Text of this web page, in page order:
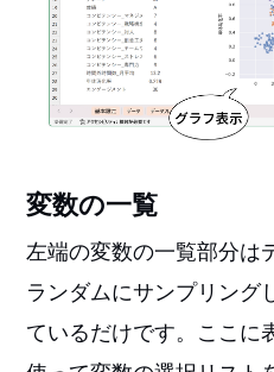
変数の一覧
左端の変数の一覧部分は
ランダムにサンプリング
ているだけです。ここに